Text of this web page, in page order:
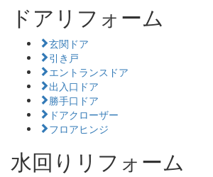
ドアリフォーム
玄関ドア
引き戸
エントランスドア
出入口ドア
勝手口ドア
ドアクローザー
フロアヒンジ
水回りリフォーム